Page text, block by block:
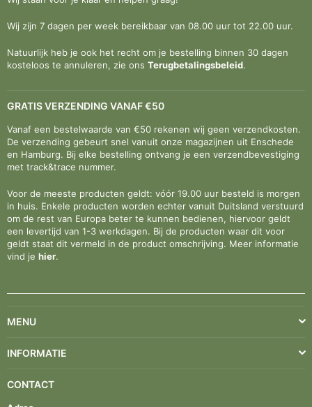
Wij zijn 7 dagen per week bereikbaar van 08.00 uur tot 22.00 uur.
Natuurlijk heb je ook het recht om je bestelling binnen 30 dagen
kosteloos te annuleren, zie ons Terugbetalingsbeleid.
GRATIS VERZENDING VANAF €50
Vanaf een bestelwaarde van €50 rekenen wij geen verzendkosten.
De verzending gebeurt snel vanuit onze magazijnen uit Enschede
en Hamburg. Bij elke bestelling ontvang je een verzendbevestiging
met track&trace nummer.
Voor de meeste producten geldt: vóór 19.00 uur besteld is morgen
in huis. Enkele producten worden echter vanuit Duitsland verstuurd
om de rest van Europa beter te kunnen bedienen, hiervoor geldt
een levertijd van 1-3 werkdagen. Bij de producten waar dit voor
geldt staat dit vermeld in de product omschrijving. Meer informatie
vind je hier.
MENU
INFORMATIE
CONTACT